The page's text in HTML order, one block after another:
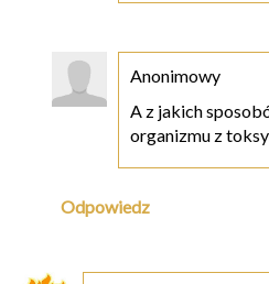
Anonimowy
A z jakich
organizmu z
Odpowiedz